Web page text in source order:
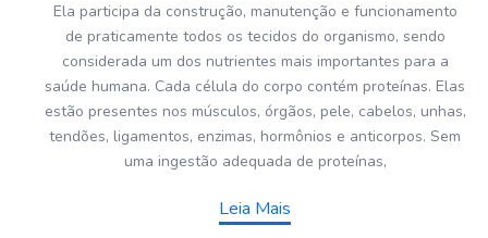
Ela participa da construção, manutenção e funcionamento
de praticamente todos os tecidos do organismo, sendo
considerada um dos nutrientes mais importantes para a
saúde humana. Cada célula do corpo contém proteínas. Elas
estão presentes nos músculos, órgãos, pele, cabelos, unhas,
tendões, ligamentos, enzimas, hormônios e anticorpos. Sem
uma ingestão adequada de proteínas,
Leia Mais